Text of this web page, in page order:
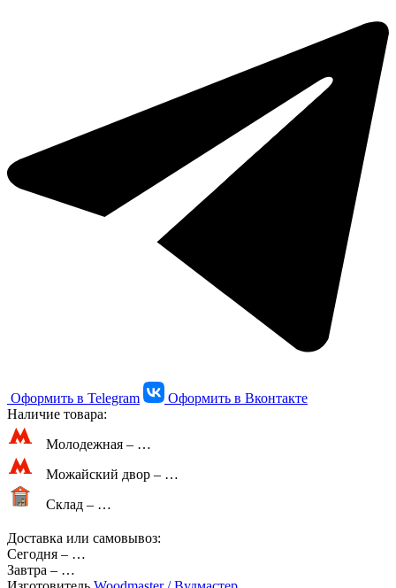
Оформить в Telegram
Оформить в Вконтакте
Наличие товара:
Молодежная – …
Можайский двор – …
Склад – …
Доставка или самовывоз:
Сегодня – …
Завтра – …